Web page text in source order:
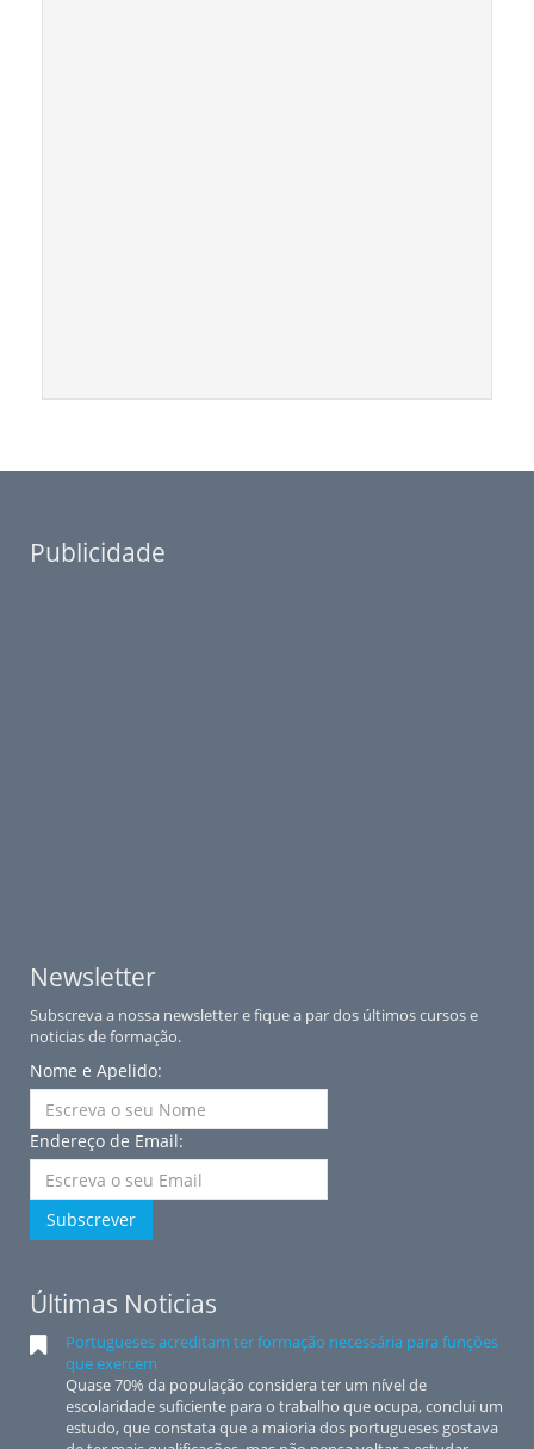
Publicidade
Newsletter
Subscreva a nossa newsletter e fique a par dos últimos cursos e
noticias de formação.
Nome e Apelido:
Endereço de Email:
Subscrever
Últimas Noticias
Portugueses acreditam ter formação necessária para funções
que exercem
Quase 70% da população considera ter um nível de
escolaridade suficiente para o trabalho que ocupa, conclui um
estudo, que constata que a maioria dos portugueses gostava